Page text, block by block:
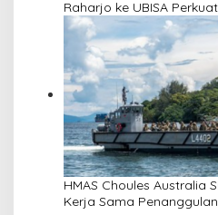
Raharjo ke UBISA
Studi Kepolisian
HMAS Choules Australia
Kerja Sama